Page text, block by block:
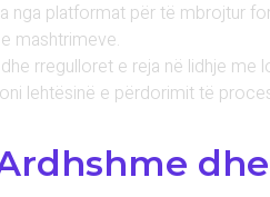
nga platformat për të mbrojtur
mashtrimeve.
rregulloret e reja në lidhje me
lehtësinë e përdorimit të